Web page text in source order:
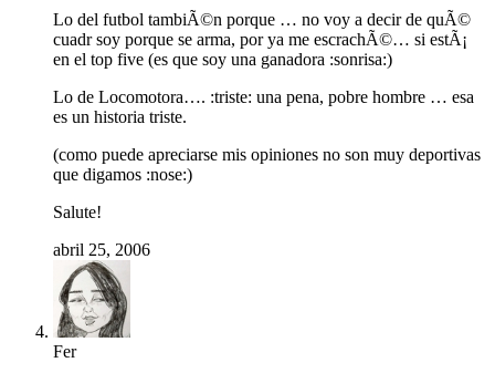
Lo del futbol tambiÃ©n porque … no voy a decir de quÃ©
cuadr soy porque se arma, por ya me escrachÃ©… si estÃ¡
en el top five (es que soy una ganadora :sonrisa:)
Lo de Locomotora…. :triste: una pena, pobre hombre … esa
es un historia triste.
(como puede apreciarse mis opiniones no son muy deportivas
que digamos :nose:)
Salute!
abril 25, 2006
Fer